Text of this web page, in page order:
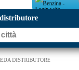
DISTRIBUTORE